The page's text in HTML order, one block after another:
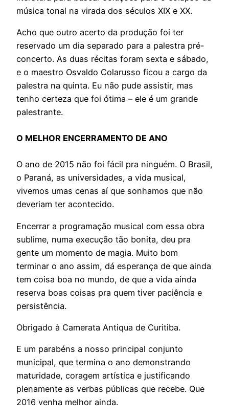
música tonal na virada dos séculos XIX e XX.
Acho que outro acerto da produção foi ter
reservado um dia separado para a palestra pré-
concerto. As duas récitas foram sexta e sábado,
e o maestro Osvaldo Colarusso ficou a cargo da
palestra na quinta. Eu não pude assistir, mas
tenho certeza que foi ótima – ele é um grande
palestrante.
O MELHOR ENCERRAMENTO DE ANO
O ano de 2015 não foi fácil pra ninguém. O Brasil,
o Paraná, as universidades, a vida musical,
vivemos umas cenas aí que sonhamos que não
deveriam ter acontecido.
Encerrar a programação musical com essa obra
sublime, numa execução tão bonita, deu pra
gente um momento de magia. Muito bom
terminar o ano assim, dá esperança de que ainda
tem coisa boa no mundo, de que a vida ainda
reserva boas coisas pra quem tiver paciência e
persistência.
Obrigado à Camerata Antiqua de Curitiba.
E um parabéns a nosso principal conjunto
municipal, que termina o ano demonstrando
maturidade, coragem artística e justificando
plenamente as verbas públicas que recebe. Que
2016 venha melhor ainda.